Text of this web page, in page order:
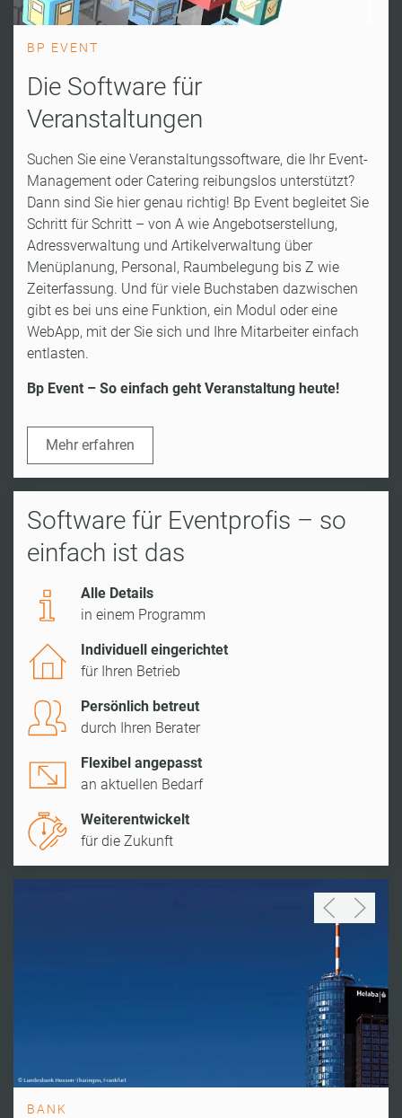
BP EVENT
Die Software für
Veranstaltungen
Suchen Sie eine Veranstaltungssoftware, die Ihr Event-
Management oder Catering reibungslos unterstützt?
Dann sind Sie hier genau richtig! Bp Event begleitet Sie
Schritt für Schritt – von A wie Angebotserstellung,
Adressverwaltung und Artikelverwaltung über
Menüplanung, Personal, Raumbelegung bis Z wie
Zeiterfassung. Und für viele Buchstaben dazwischen
gibt es bei uns eine Funktion, ein Modul oder eine
WebApp, mit der Sie sich und Ihre Mitarbeiter einfach
entlasten.
Bp Event – So einfach geht Veranstaltung heute!
Mehr erfahren
Software für Eventprofis – so
einfach ist das
Alle Details
in einem Programm
Individuell eingerichtet
für Ihren Betrieb
Persönlich betreut
durch Ihren Berater
Flexibel angepasst
an aktuellen Bedarf
Weiterentwickelt
für die Zukunft
BANK